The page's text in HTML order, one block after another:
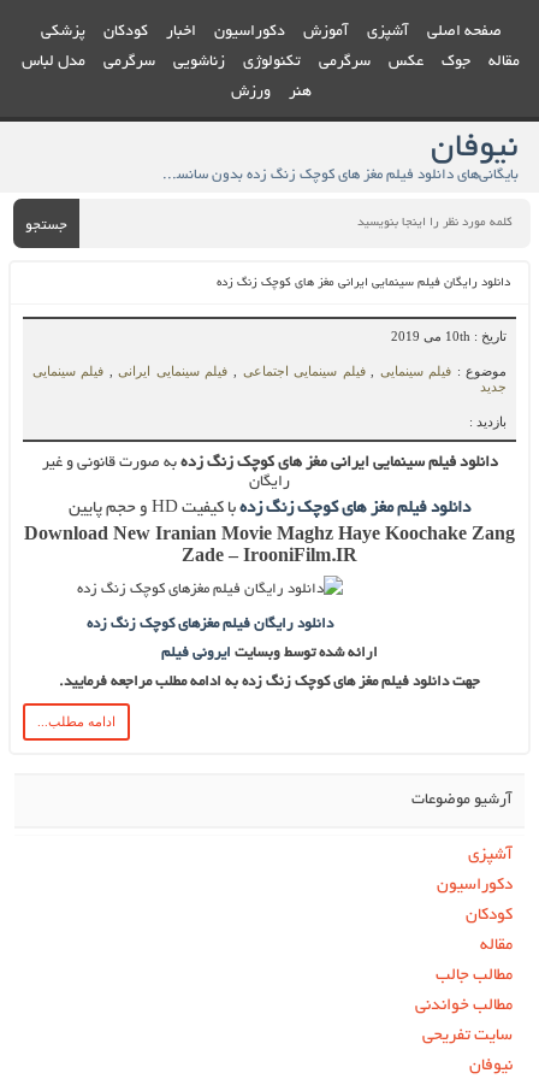
آشپزی آموزش دکوراسیون اخبار کودکان
پزشکی
عکس سرگرمی تکنولوژی زناشویی سرگرمی
مدل لباس
بایگانی‌های دانلود فیلم مغز های کوچک زنگ زده بدون سانسور - نیوفان
فیلم سینمایی ایرانی مغز های کوچک زنگ زده
سینمایی, فیلم سینمایی اجتماعی ,فیلم سینمایی ایرانی, فیلم سینمایی
سینمایی ایرانی مغز های کوچک زنگ زده به صورت قانونی و غیر
فیلم مغز های کوچک زنگ زدهبا کیفیت HD و حجم پایین
Download New Iranian Movie Maghz Haye
Zade – IrooniFilm.IR
دانلود رایگان فیلم مغزهای کوچک زنگ زده
ارائه شده توسط وبسایتایرونی فیلم
فیلم مغز های کوچک زنگ زده به ادامه مطلب مراجعه فرمایید.